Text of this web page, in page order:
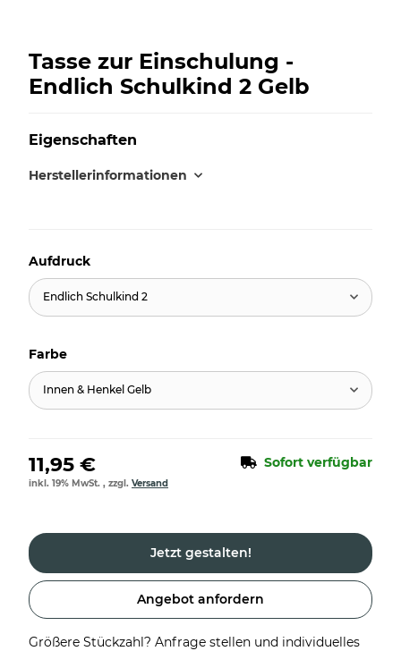
Tasse zur Einschulung -
Endlich Schulkind 2 Gelb
Eigenschaften
Herstellerinformationen
Aufdruck
Endlich Schulkind 2
Farbe
Innen & Henkel Gelb
11,95 € Sofort verfügbar
inkl. 19% MwSt. , zzgl. Versand
Jetzt gestalten!
Angebot anfordern
Größere Stückzahl? Anfrage stellen und individuelles